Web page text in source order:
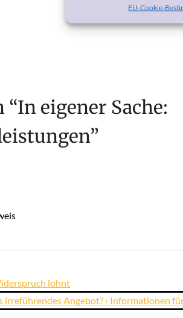
EU-Cookie-
“In eigener Sache:
”
lohnt
irreführendes Angebot? › Informationen